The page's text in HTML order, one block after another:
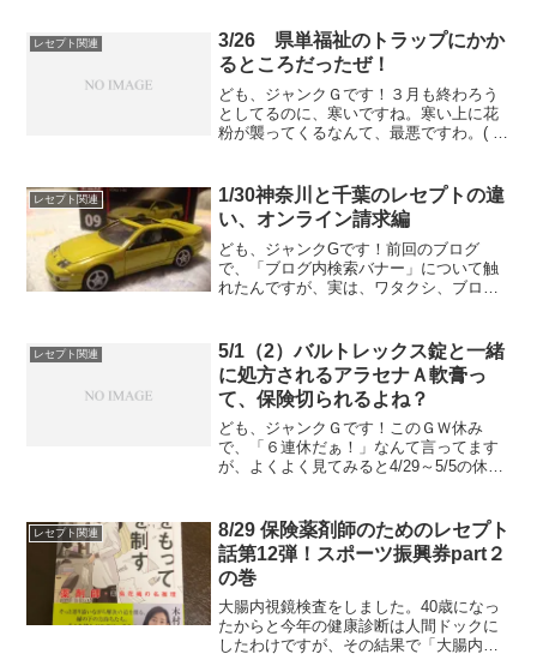
はめっちゃ値下がってるので、むしろ買
いですがｗたいした額...
レセプト関連
3/26 県単福祉のトラップにかか
るところだったぜ！
ども、ジャンクＧです！３月も終わろう
としてるのに、寒いですね。寒い上に花
粉が襲ってくるなんて、最悪ですわ。( ﾟ
こんなことがありました。ワタクシの務
める薬局（in千...
レセプト関連
1/30神奈川と千葉のレセプトの違
い、オンライン請求編
ども、ジャンクGです！前回のブログ
で、「ブログ内検索バナー」について触
れたんですが、実は、ワタクシ、ブログ
ｗ何やってんすかね、ワタクシ( ﾟДﾟ)ま、
「使わなく...
レセプト関連
5/1（2）バルトレックス錠と一緒
に処方されるアラセナＡ軟膏っ
て、保険切られるよね？
ども、ジャンクＧです！このＧＷ休み
で、「６連休だぁ！」なんて言ってます
が、よくよく見てみると4/29～5/5の休み
∀゜）で、本題。この【バルトレックス錠
（一般名...
レセプト関連
8/29 保険薬剤師のためのレセプト
話第12弾！スポーツ振興券part２
の巻
大腸内視鏡検査をしました。40歳になっ
たからと今年の健康診断は人間ドックに
したわけですが、その結果で「大腸内視